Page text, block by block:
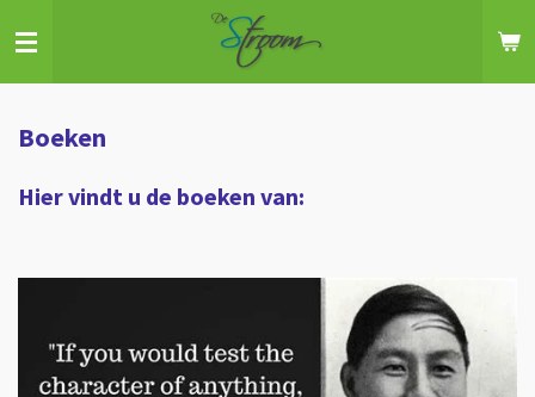
direct
naar
hoofdinhoud
Boeken
Hier vindt u de boeken van: